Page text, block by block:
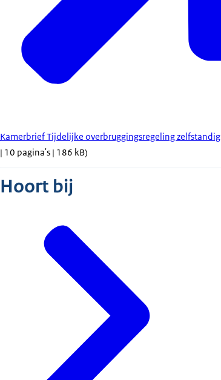
Kamerbrief Tijdelijke overbruggingsregeling
| 10 pagina's | 186 kB)
Hoort bij